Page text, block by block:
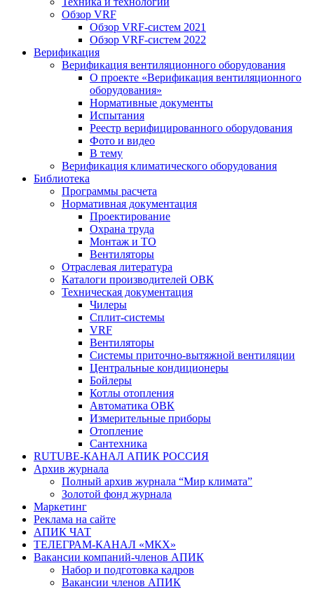
Обзор VRF
Обзор VRF-систем 2021
Обзор VRF-систем 2022
Верификация
Верификация вентиляционного оборудования
О проекте «Верификация вентиляционного
оборудования»
Нормативные документы
Испытания
Реестр верифицированного оборудования
Фото и видео
В тему
Верификация климатического оборудования
Библиотека
Программы расчета
Нормативная документация
Проектирование
Охрана труда
Монтаж и ТО
Вентиляторы
Отраслевая литература
Каталоги производителей ОВК
Техническая документация
Чилеры
Сплит-системы
VRF
Вентиляторы
Системы приточно-вытяжной вентиляции
Центральные кондиционеры
Бойлеры
Котлы отопления
Автоматика ОВК
Измерительные приборы
Отопление
Сантехника
RUTUBE-КАНАЛ АПИК РОССИЯ
Архив журнала
Полный архив журнала “Мир климата”
Золотой фонд журнала
Маркетинг
Реклама на сайте
АПИК ЧАТ
ТЕЛЕГРАМ-КАНАЛ «МКХ»
Вакансии компаний-членов АПИК
Набор и подготовка кадров
Вакансии членов АПИК